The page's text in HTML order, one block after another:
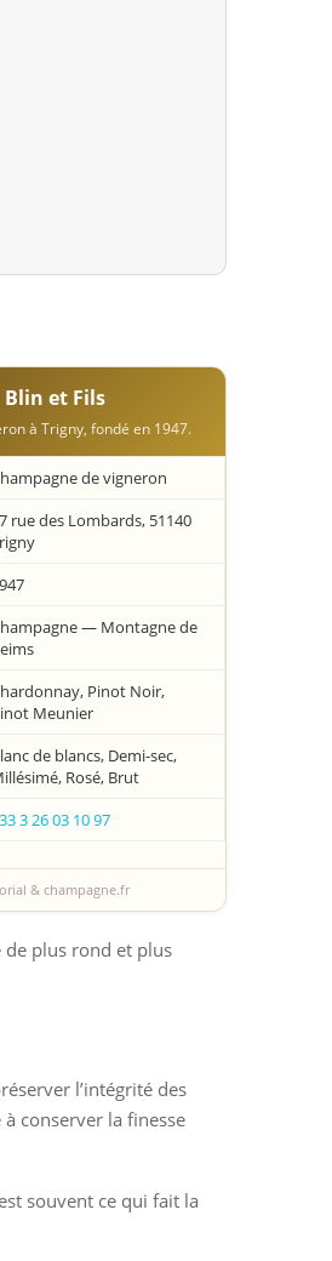
Blin et Fils
à Trigny, fondé en 1947.
de vigneron
rue des Lombards, 51140
— Montagne de
Pinot Noir,
Meunier
de blancs, Demi-sec,
Rosé, Brut
3 26 03 10 97
& champagne.fr
de plus rond et plus
l’intégrité des
conserver la finesse
souvent ce qui fait la